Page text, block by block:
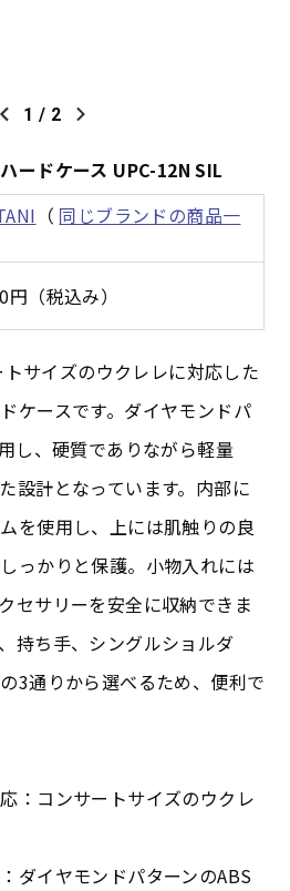
1 / 2
ードケース UPC-12N SIL
（ 同じブランドの商品一
（税込み）
サイズのウクレレに対応した
ケースです。ダイヤモンドパ
し、硬質でありながら軽量
設計となっています。内部に
を使用し、上には肌触りの良
っかりと保護。小物入れには
セサリーを安全に収納できま
持ち手、シングルショルダ
3通りから選べるため、便利で
：コンサートサイズのウクレ
ダイヤモンドパターンのABS